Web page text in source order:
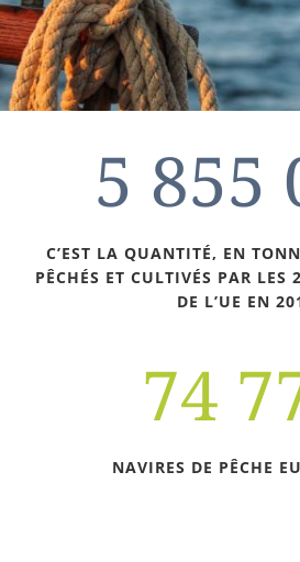
5 855
C’EST LA QUANTITÉ, EN
PÊCHÉS ET CULTIVÉS PAR LES
DE L’UE EN
74
NAVIRES DE PÊCHE